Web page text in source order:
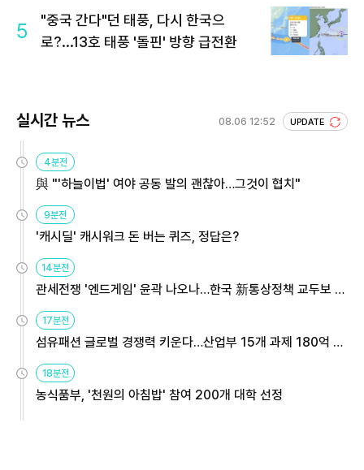
5
"중국 간다"던 태풍, 다시 한국으
로?...13호 태풍 '돌핀' 방향 급전환
실시간 뉴스 08.06 12:52 UPDATE
4분전
與 "'하늘이법' 여야 공동 발의 괜찮아…그것이 협치"
9분전
'캐시딜' 캐시워크 돈 버는 퀴즈, 정답은?
14분전
관세전쟁 '엔드게임' 윤곽 나오나…한국 新통상정책 교두보 활
용해야
17분전
섬유패션 글로벌 경쟁력 키운다…산업부 15개 과제 180억 지
원
18분전
농식품부, '천원의 아침밥' 참여 200개 대학 선정